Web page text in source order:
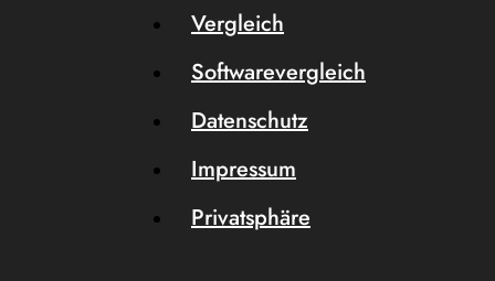
Vergleich
Softwarevergleich
Datenschutz
Impressum
Privatsphäre